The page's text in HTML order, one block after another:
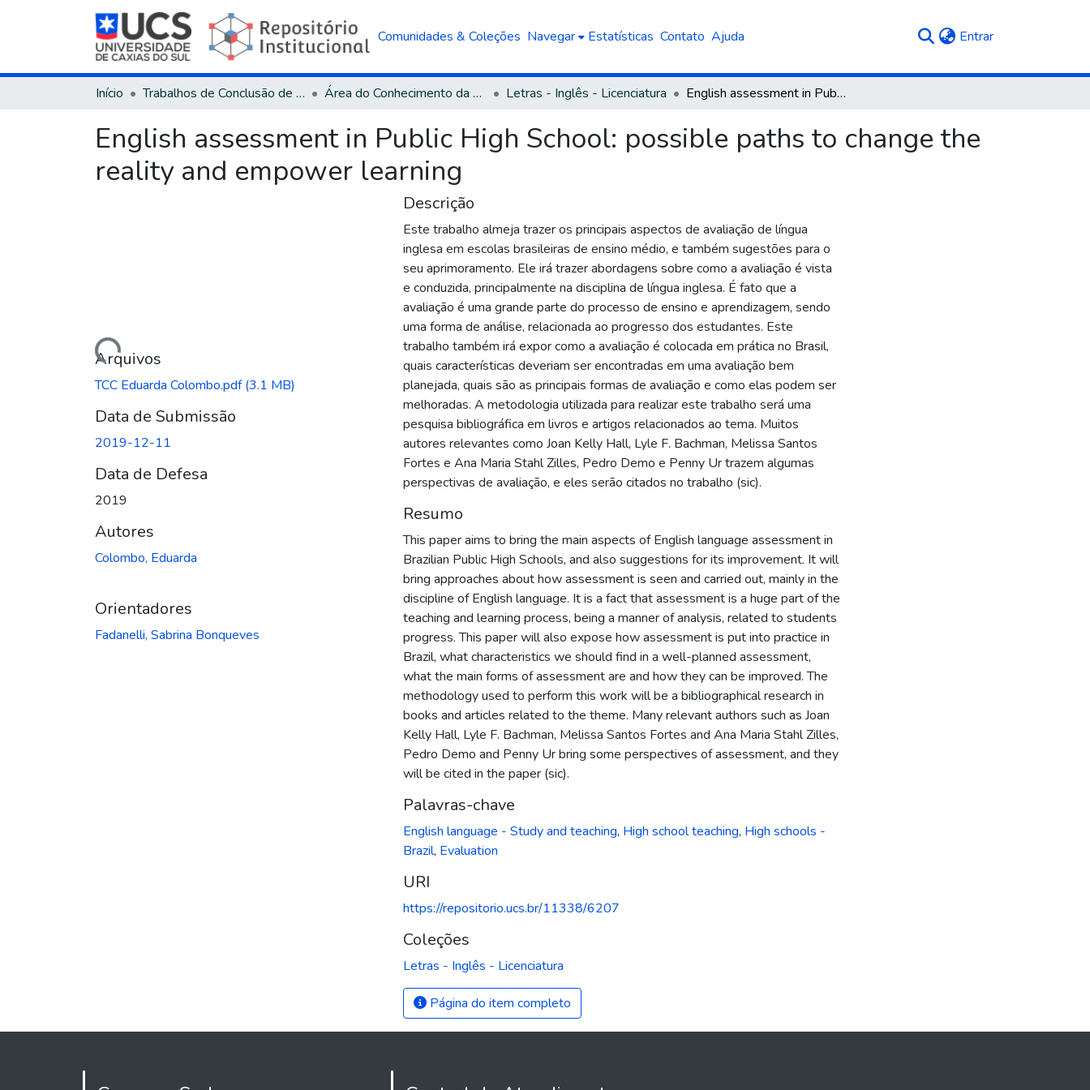
Comunidades & Coleções Navegar Estatísticas Contato Ajuda Entrar(current)
Início Trabalhos de Conclusão de Curso Área do Conhecimento da Linguística, Letras e Artes Letras - Inglês - Licenciatura English assessment in Public High School: possible paths to change the reality and empower learning
English assessment in Public High School: possible paths to change the
reality and empower learning
Carregando...
Arquivos
TCC Eduarda Colombo.pdf(3.1 MB)
Data de Submissão
2019-12-11
Data de Defesa
2019
Autores
Colombo, Eduarda
Orientadores
Fadanelli, Sabrina Bonqueves
Descrição
Este trabalho almeja trazer os principais aspectos de avaliação de língua
inglesa em escolas brasileiras de ensino médio, e também sugestões para o
seu aprimoramento. Ele irá trazer abordagens sobre como a avaliação é vista
e conduzida, principalmente na disciplina de língua inglesa. É fato que a
avaliação é uma grande parte do processo de ensino e aprendizagem, sendo
uma forma de análise, relacionada ao progresso dos estudantes. Este
trabalho também irá expor como a avaliação é colocada em prática no Brasil,
quais características deveriam ser encontradas em uma avaliação bem
planejada, quais são as principais formas de avaliação e como elas podem ser
melhoradas. A metodologia utilizada para realizar este trabalho será uma
pesquisa bibliográfica em livros e artigos relacionados ao tema. Muitos
autores relevantes como Joan Kelly Hall, Lyle F. Bachman, Melissa Santos
Fortes e Ana Maria Stahl Zilles, Pedro Demo e Penny Ur trazem algumas
perspectivas de avaliação, e eles serão citados no trabalho (sic).
Resumo
This paper aims to bring the main aspects of English language assessment in
Brazilian Public High Schools, and also suggestions for its improvement. It will
bring approaches about how assessment is seen and carried out, mainly in the
discipline of English language. It is a fact that assessment is a huge part of the
teaching and learning process, being a manner of analysis, related to students
progress. This paper will also expose how assessment is put into practice in
Brazil, what characteristics we should find in a well-planned assessment,
what the main forms of assessment are and how they can be improved. The
methodology used to perform this work will be a bibliographical research in
books and articles related to the theme. Many relevant authors such as Joan
Kelly Hall, Lyle F. Bachman, Melissa Santos Fortes and Ana Maria Stahl Zilles,
Pedro Demo and Penny Ur bring some perspectives of assessment, and they
will be cited in the paper (sic).
Palavras-chave
English language - Study and teaching, High school teaching, High schools -
Brazil, Evaluation
URI
https://repositorio.ucs.br/11338/6207
Coleções
Letras - Inglês - Licenciatura
Página do item completo